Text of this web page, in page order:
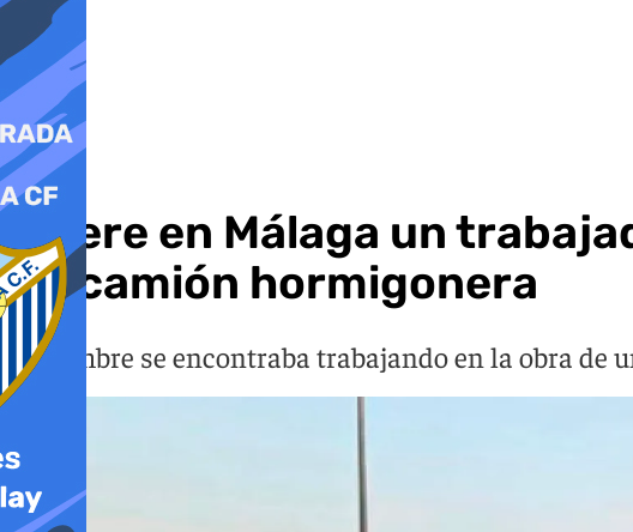
Sucesos
Muere en Málaga un
un camión hormigonera
El hombre se encontraba trabajando en la obra de